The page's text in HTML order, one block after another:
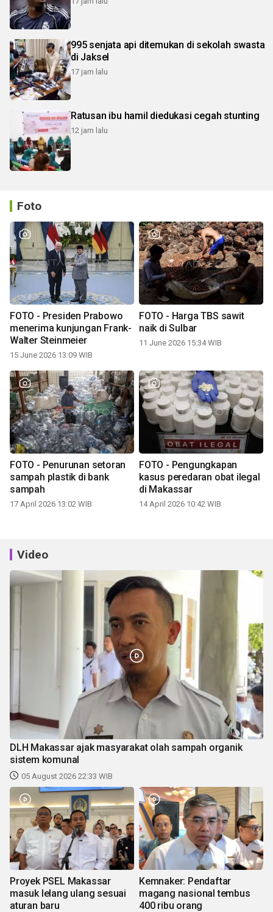
995 senjata api ditemukan di sekolah swasta
di Jaksel
17 jam lalu
Ratusan ibu hamil diedukasi cegah stunting
12 jam lalu
Foto
FOTO - Presiden Prabowo
menerima kunjungan Frank-
Walter Steinmeier
15 June 2026 13:09 WIB
FOTO - Harga TBS sawit
naik di Sulbar
11 June 2026 15:34 WIB
FOTO - Penurunan setoran
sampah plastik di bank
sampah
17 April 2026 13:02 WIB
FOTO - Pengungkapan
kasus peredaran obat ilegal
di Makassar
14 April 2026 10:42 WIB
Video
DLH Makassar ajak masyarakat olah sampah organik
sistem komunal
05 August 2026 22:33 WIB
Proyek PSEL Makassar
masuk lelang ulang sesuai
aturan baru
Kemnaker: Pendaftar
magang nasional tembus
400 ribu orang